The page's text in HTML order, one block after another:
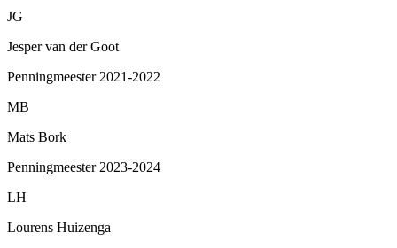
JG
Jesper van der Goot
Penningmeester 2021-2022
MB
Mats Bork
Penningmeester 2023-2024
LH
Lourens Huizenga